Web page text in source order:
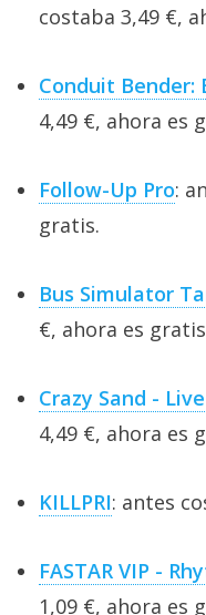
costaba 3,49 €,
Conduit Bender:
4,49 €, ahora es
Follow-Up Pro:
gratis.
Bus Simulator
€, ahora es
Crazy Sand -
4,49 €, ahora es
KILLPRI: antes
FASTAR VIP -
1,09 €, ahora es